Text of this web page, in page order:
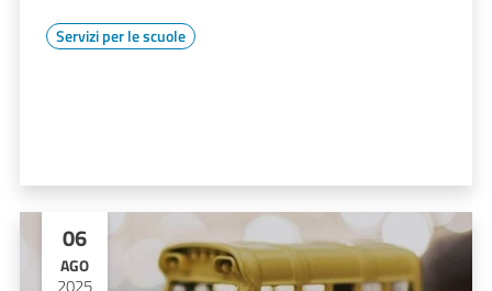
Servizi per le scuole
06
AGO
2025